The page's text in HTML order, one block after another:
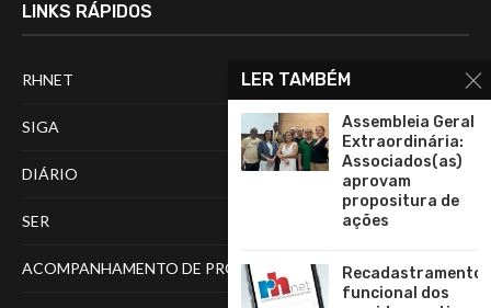
LINKS RÁPIDOS
RHNET
SIGA
DIÁRIO
SER
ACOMPANHAMENTO DE PROCESSOS
LER TAMBÉM
Assembleia Geral
Extraordinária:
Associados(as)
aprovam
propositura de
ações
Recadastramento
funcional dos